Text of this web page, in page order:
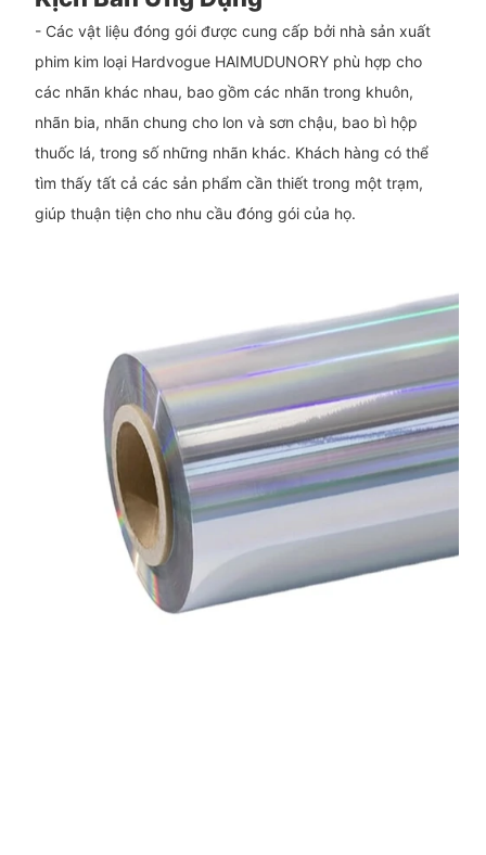
- Các vật liệu đóng gói được cung cấp bởi nhà sản xuất
phim kim loại Hardvogue HAIMUDUNORY phù hợp cho
các nhãn khác nhau, bao gồm các nhãn trong khuôn,
nhãn bia, nhãn chung cho lon và sơn chậu, bao bì hộp
thuốc lá, trong số những nhãn khác. Khách hàng có thể
tìm thấy tất cả các sản phẩm cần thiết trong một trạm,
giúp thuận tiện cho nhu cầu đóng gói của họ.